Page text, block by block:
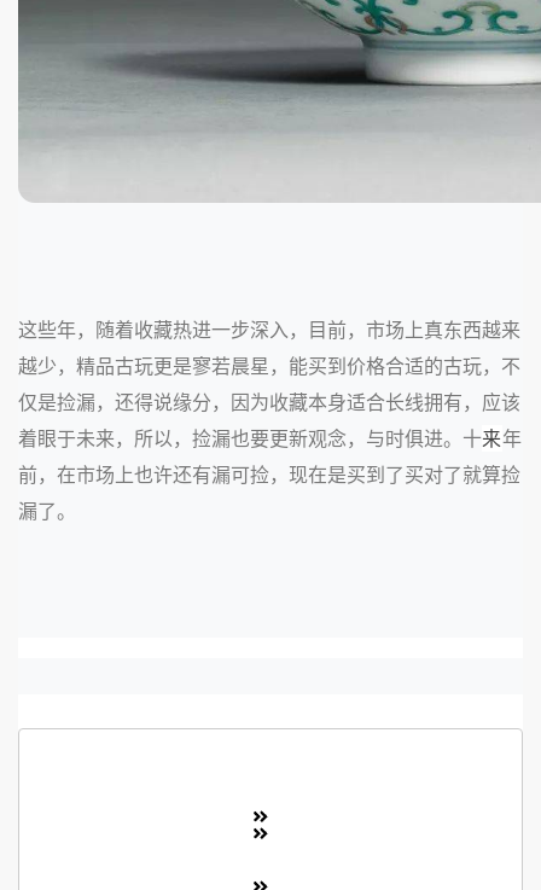
这些年，随着收藏热进一步深入，目前，市场上真东西越来
越少，精品古玩更是寥若晨星，能买到价格合适的古玩，不
仅是捡漏，还得说缘分，因为收藏本身适合长线拥有，应该
着眼于未来，所以，捡漏也要更新观念，与时俱进。十来年
前，在市场上也许还有漏可捡，现在是买到了买对了就算捡
漏了。